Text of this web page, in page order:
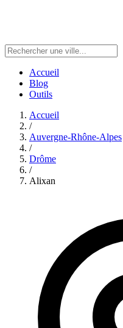
Accueil
Blog
Outils
Accueil
/
Auvergne-Rhône-Alpes
/
Drôme
/
Alixan